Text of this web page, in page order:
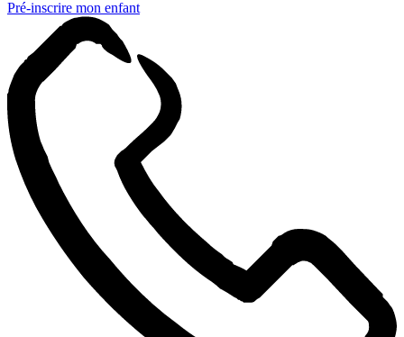
Pré-inscrire mon enfant